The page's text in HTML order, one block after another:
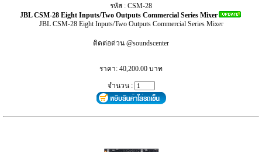
รหัส : CSM-28
JBL CSM-28 Eight Inputs/Two Outputs Commercial Series Mixer
JBL CSM-28 Eight Inputs/Two Outputs Commercial Series Mixer
ติดต่อด่วน @soundscenter
ราคา: 40,200.00 บาท
จำนวน :